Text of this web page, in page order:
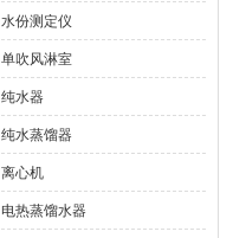
水份测定仪
单吹风淋室
纯水器
纯水蒸馏器
离心机
电热蒸馏水器